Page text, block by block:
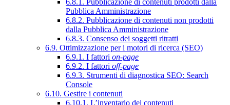
Pubblica Amministrazione
6.8.2. Pubblicazione di contenuti non prodotti
dalla Pubblica Amministrazione
6.8.3. Consenso dei soggetti ritratti
6.9. Ottimizzazione per i motori di ricerca (SEO)
6.9.1. I fattori on-page
6.9.2. I fattori off-page
6.9.3. Strumenti di diagnostica SEO: Search
Console
6.10. Gestire i contenuti
6.10.1. L’inventario dei contenuti